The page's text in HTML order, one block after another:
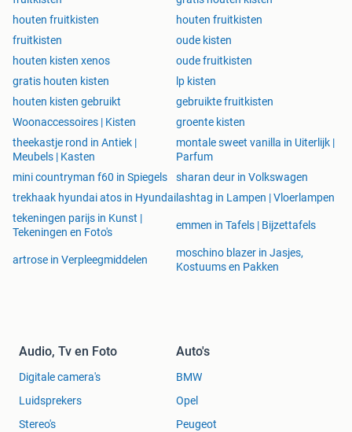
houten fruitkisten
houten fruitkisten
fruitkisten
oude kisten
houten kisten xenos
oude fruitkisten
gratis houten kisten
lp kisten
houten kisten gebruikt
gebruikte fruitkisten
Woonaccessoires | Kisten
groente kisten
theekastje rond in Antiek |
Meubels | Kasten
montale sweet vanilla in Uiterlijk |
Parfum
mini countryman f60 in Spiegels
sharan deur in Volkswagen
trekhaak hyundai atos in Hyundailashtag in Lampen | Vloerlampen
tekeningen parijs in Kunst |
Tekeningen en Foto's
emmen in Tafels | Bijzettafels
artrose in Verpleegmiddelen
moschino blazer in Jasjes,
Kostuums en Pakken
Audio, Tv en Foto
Digitale camera's
Luidsprekers
Stereo's
Auto's
BMW
Opel
Peugeot